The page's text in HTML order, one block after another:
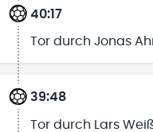
40:17
Tor durch Jonas
39:48
Tor durch Lars